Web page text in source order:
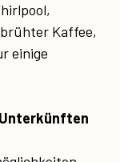
Kaffee,
einige